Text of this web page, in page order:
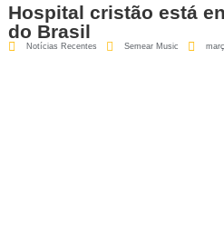
Hospital cristão está
do Brasil
Notícias Recentes Semear Music